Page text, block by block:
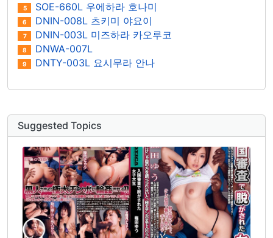
5 SOE-660L 우에하라 호나미
6 DNIN-008L 츠키미 야요이
7 DNIN-003L 미즈하라 카오루코
8 DNWA-007L
9 DNTY-003L 요시무라 안나
Suggested Topics